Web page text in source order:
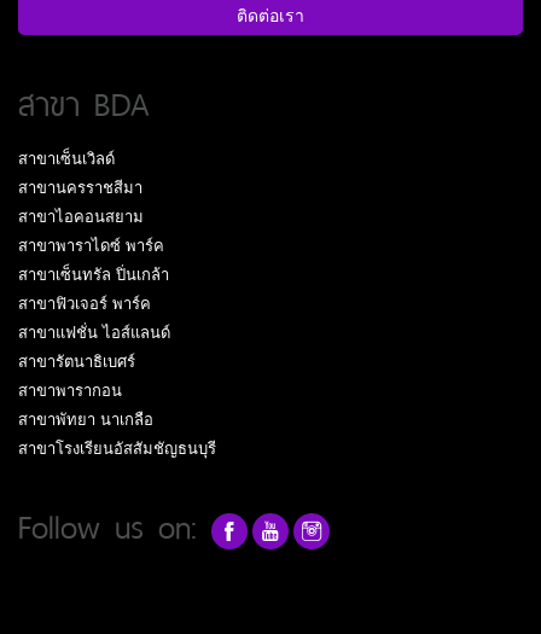
ติดต่อเรา
สาขา BDA
สาขาเซ็นเวิลด์
สาขานครราชสีมา
สาขาไอคอนสยาม
สาขาพาราไดซ์ พาร์ค
สาขาเซ็นทรัล ปิ่นเกล้า
สาขาฟิวเจอร์ พาร์ค
สาขาแฟชั่น ไอส์แลนด์
สาขารัตนาธิเบศร์
สาขาพารากอน
สาขาพัทยา นาเกลือ
สาขาโรงเรียนอัสสัมชัญธนบุรี
Follow us on: